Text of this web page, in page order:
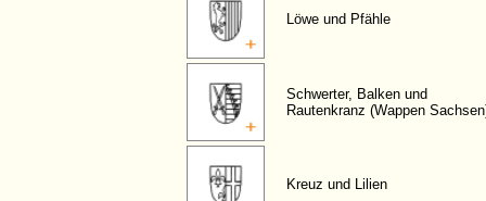
Löwe und Pfähle
Schwerter, Balken und
Rautenkranz (Wappen
Kreuz und Lilien